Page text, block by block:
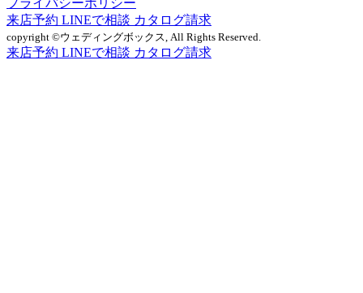
プライバシーポリシー
来店予約 LINEで相談 カタログ請求
copyright ©ウェディングボックス, All Rights Reserved.
来店予約 LINEで相談 カタログ請求